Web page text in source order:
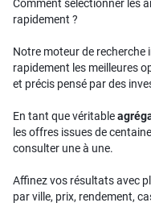
Comment sélectionner les
rapidement ?
Notre moteur de recherche
rapidement les meilleures
et précis pensé par des
En tant que véritable
les offres issues de
consulter une à une.
Affinez vos résultats avec
par ville, prix, rendement,